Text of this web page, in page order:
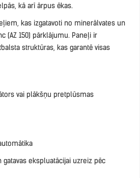
kā arī ārpus ēkas.
kas izgatavoti no minerālvates un
(AZ 150) pārklājumu. Paneļi ir
struktūras, kas garantē visas
vai plākšņu pretplūsmas
ekspluatācijai uzreiz pēc